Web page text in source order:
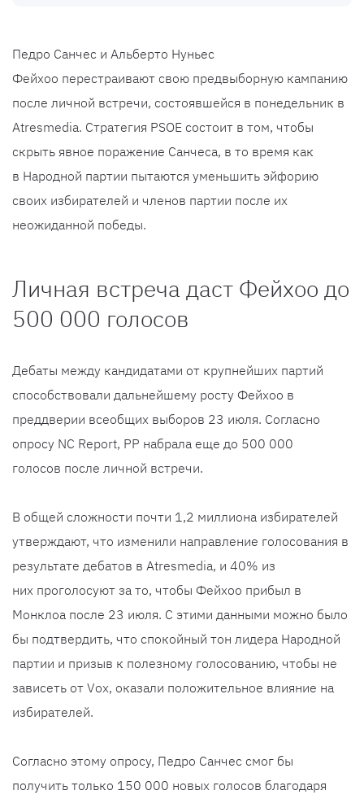
Педро Санчес и Альберто Нуньес
Фейхоо перестраивают свою предвыборную кампанию
после личной встречи, состоявшейся в понедельник в
Atresmedia. Стратегия PSOE состоит в том, чтобы
скрыть явное поражение Санчеса, в то время как
в Народной партии пытаются уменьшить эйфорию
своих избирателей и членов партии после их
неожиданной победы.
Личная встреча даст Фейхоо до
500 000 голосов
Дебаты между кандидатами от крупнейших партий
способствовали дальнейшему росту Фейхоо в
преддверии всеобщих выборов 23 июля. Согласно
опросу NC Report, PP набрала еще до 500 000
голосов после личной встречи.
В общей сложности почти 1,2 миллиона избирателей
утверждают, что изменили направление голосования в
результате дебатов в Atresmedia, и 40% из
них проголосуют за то, чтобы Фейхоо прибыл в
Монклоа после 23 июля. С этими данными можно было
бы подтвердить, что спокойный тон лидера Народной
партии и призыв к полезному голосованию, чтобы не
зависеть от Vox, оказали положительное влияние на
избирателей.
Согласно этому опросу, Педро Санчес смог бы
получить только 150 000 новых голосов благодаря